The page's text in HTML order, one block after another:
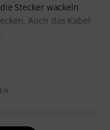
Stecker wackeln
Auch das Kabel